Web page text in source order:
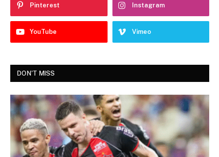
Pinterest Instagram
YouTube Vimeo
DON'T MISS